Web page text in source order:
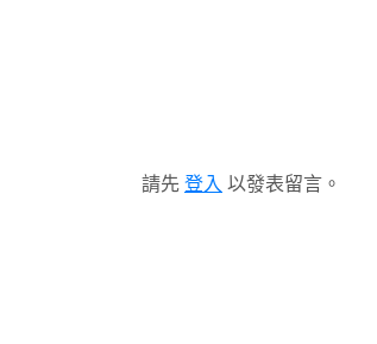
請先 登入 以發表留言。